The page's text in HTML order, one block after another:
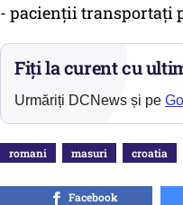
- pacienții transportați
Fiți la curent cu
Urmăriți DCNews și pe
romani masuri croatia
Facebook